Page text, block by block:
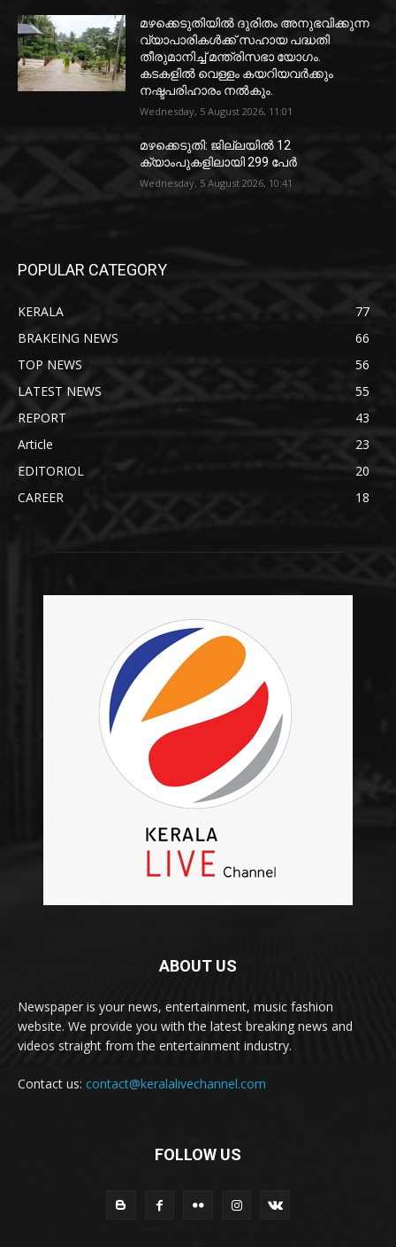
മഴക്കെടുതിയിൽ ദുരിതം അനുഭവിക്കുന്ന
വ്യാപാരികൾക്ക് സഹായ പദ്ധതി
തീരുമാനിച്ച് മന്ത്രിസഭാ യോഗം.
കടകളിൽ വെള്ളം കയറിയവർക്കും
നഷ്ടപരിഹാരം നൽകും.
Wednesday, 5 August 2026, 11:01
മഴക്കെടുതി: ജില്ലയിൽ 12
ക്യാംപുകളിലായി 299 പേർ
Wednesday, 5 August 2026, 10:41
POPULAR CATEGORY
KERALA
77
BRAKEING NEWS
66
TOP NEWS
56
LATEST NEWS
55
REPORT
43
Article
23
EDITORIOL
20
CAREER
18
ABOUT US
Newspaper is your news, entertainment, music fashion
website. We provide you with the latest breaking news and
videos straight from the entertainment industry.
Contact us: contact@keralalivechannel.com
FOLLOW US